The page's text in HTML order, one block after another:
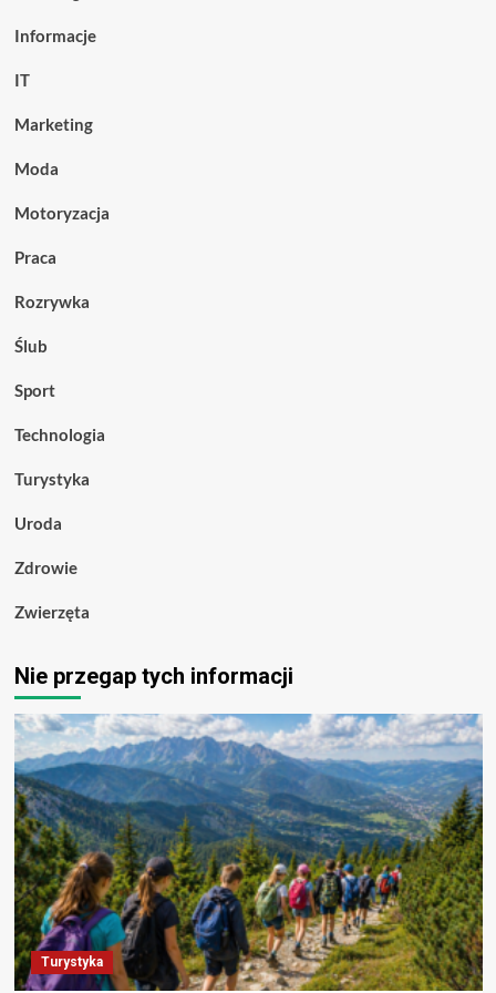
Informacje
IT
Marketing
Moda
Motoryzacja
Praca
Rozrywka
Ślub
Sport
Technologia
Turystyka
Uroda
Zdrowie
Zwierzęta
Nie przegap tych informacji
Turystyka